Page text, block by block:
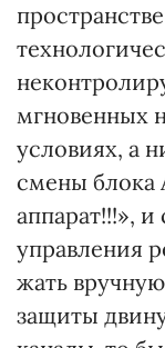
мгновенных
условиях, а
смены блока
аппарат!!!»,
управления
жать
защиты